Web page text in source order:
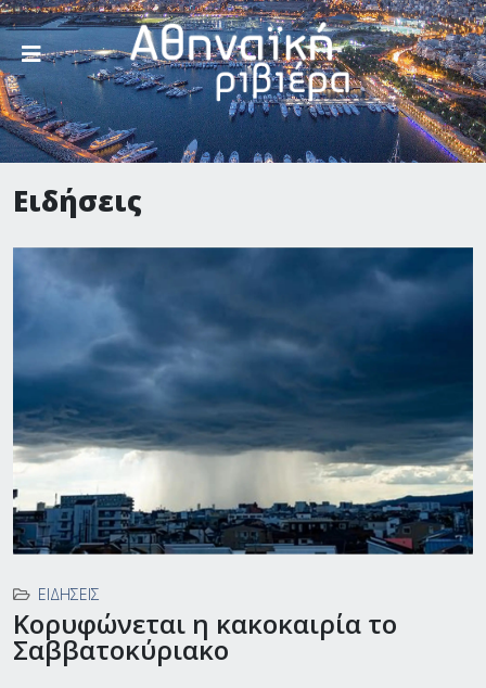
Ειδήσεις
ΕΙΔΉΣΕΙΣ
Κορυφώνεται η κακοκαιρία το
Σαββατοκύριακο